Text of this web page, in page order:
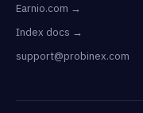
Earnio.com →
Index docs →
support@probinex.com